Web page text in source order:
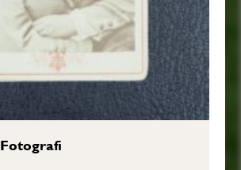
Fotografi